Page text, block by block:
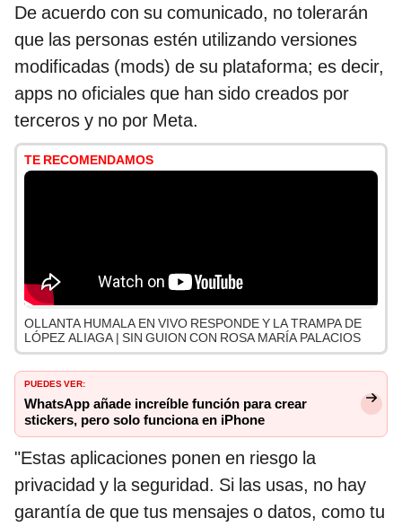
De acuerdo con su comunicado, no tolerarán
que las personas estén utilizando versiones
modificadas (mods) de su plataforma; es decir,
apps no oficiales que han sido creados por
terceros y no por Meta.
TE RECOMENDAMOS
OLLANTA HUMALA EN VIVO RESPONDE Y LA TRAMPA DE
LÓPEZ ALIAGA | SIN GUION CON ROSA MARÍA PALACIOS
PUEDES VER:
WhatsApp añade increíble función para crear
stickers, pero solo funciona en iPhone
"Estas aplicaciones ponen en riesgo la
privacidad y la seguridad. Si las usas, no hay
garantía de que tus mensajes o datos, como tu